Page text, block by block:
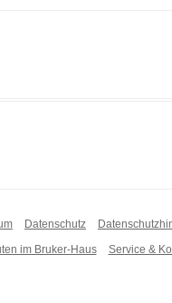
Datenschutz
im Bruker-Haus
Service &